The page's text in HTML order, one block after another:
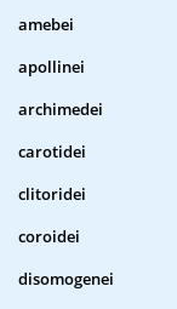
amebei
apollinei
archimedei
carotidei
clitoridei
coroidei
disomogenei